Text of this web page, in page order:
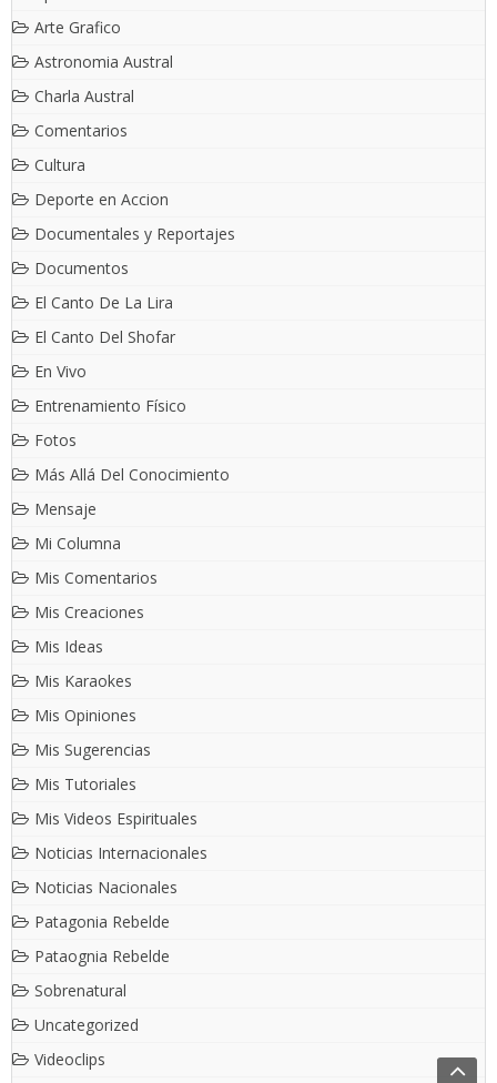
Arte Grafico
Astronomia Austral
Charla Austral
Comentarios
Cultura
Deporte en Accion
Documentales y Reportajes
Documentos
El Canto De La Lira
El Canto Del Shofar
En Vivo
Entrenamiento Físico
Fotos
Más Allá Del Conocimiento
Mensaje
Mi Columna
Mis Comentarios
Mis Creaciones
Mis Ideas
Mis Karaokes
Mis Opiniones
Mis Sugerencias
Mis Tutoriales
Mis Videos Espirituales
Noticias Internacionales
Noticias Nacionales
Patagonia Rebelde
Pataognia Rebelde
Sobrenatural
Uncategorized
Videoclips